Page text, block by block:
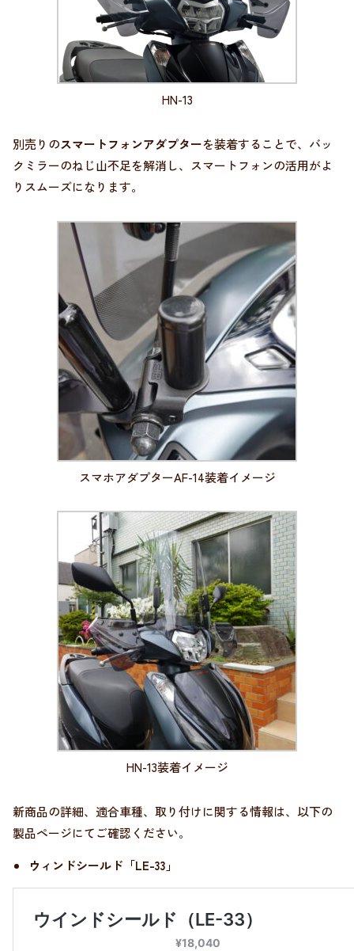
HN-13
別売りのスマートフォンアダプターを装着することで、バッ
クミラーのねじ山不足を解消し、スマートフォンの活用がよ
りスムーズになります。
スマホアダプターAF-14装着イメージ
HN-13装着イメージ
新商品の詳細、適合車種、取り付けに関する情報は、以下の
製品ページにてご確認ください。
ウィンドシールド「LE-33」